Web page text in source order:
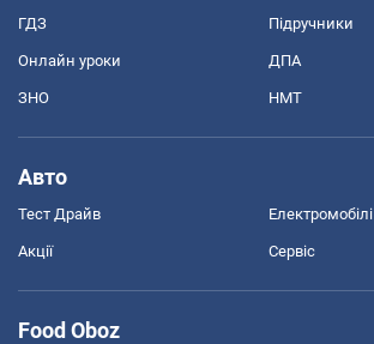
ГДЗ Підручники
Онлайн уроки ДПА
ЗНО НМТ
Авто
Тест Драйв Електромобілі
Акції Сервіс
Food Oboz